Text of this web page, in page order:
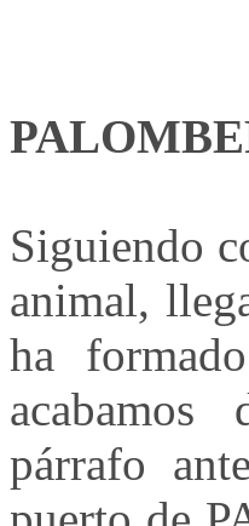
Siguiendo
animal,
ha
párrafo